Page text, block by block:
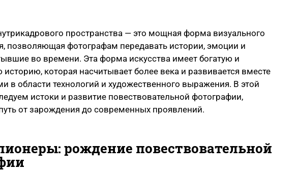
пространства — это мощная форма визуального
позволяющая фотографам передавать истории, эмоции и
во времени. Эта форма искусства имеет богатую и
историю, которая насчитывает более века и развивается вместе
в области технологий и художественного выражения. В этой
истоки и развитие повествовательной фотографии,
от зарождения до современных проявлений.
рождение повествовательной